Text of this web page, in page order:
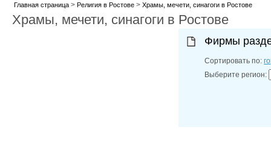
Главная страница> Религия в Ростове> Храмы, мечети, синагоги в Ростове
Храмы, мечети, синагоги в Ростове
Фирмы
Сортировать по:
Выберите регион: